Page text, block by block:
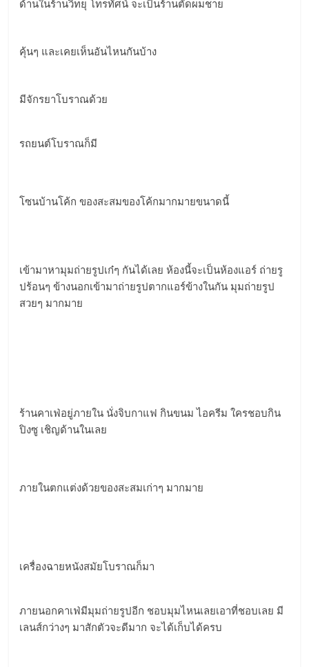
ด้านในร้านวิทยุ โทรทัศน์ จะเป็นร้านตัดผมชาย
คุ้นๆ และเคยเห็นอันไหนกันบ้าง
มีจักรยาโบราณด้วย
รถยนต์โบราณก็มี
โซนบ้านโค้ก ของสะสมของโค้กมากมายขนาดนี้
เข้ามาหามุมถ่ายรูปเก๋ๆ กันได้เลย ห้องนี้จะเป็นห้องแอร์ ถ่ายรู
ปร้อนๆ ข้างนอกเข้ามาถ่ายรูปตากแอร์ข้างในกัน มุมถ่ายรูป
สวยๆ มากมาย
ร้านคาเฟ่อยู่ภายใน นั่งจิบกาแฟ กินขนม ไอครีม ใครชอบกิน
ปิงซู เชิญด้านในเลย
ภายในตกแต่งด้วยของสะสมเก่าๆ มากมาย
เครื่องฉายหนังสมัยโบราณก็มา
ภายนอกคาเฟ่มีมุมถ่ายรูปอีก ชอบมุมไหนเลยเอาที่ชอบเลย มี
เลนส์กว่างๆ มาสักตัวจะดีมาก จะได้เก็บได้ครบ